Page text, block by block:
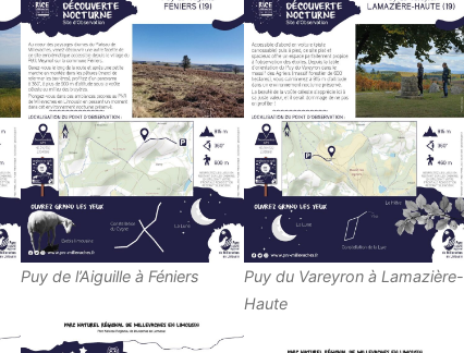
Puy de l’Aiguille à Féniers
Puy du Vareyron à Lamazière-
Haute